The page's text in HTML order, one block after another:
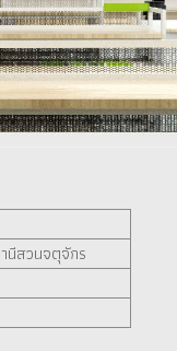
นีสวนจตุจักร